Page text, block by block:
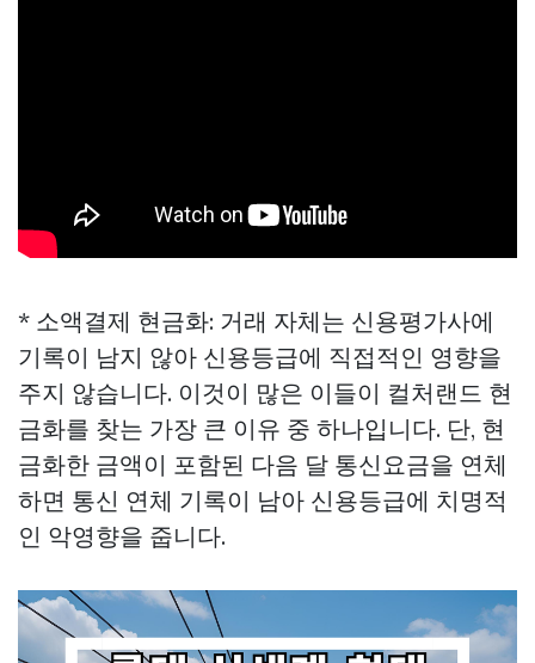
* 소액결제 현금화: 거래 자체는 신용평가사에
기록이 남지 않아 신용등급에 직접적인 영향을
주지 않습니다. 이것이 많은 이들이 컬처랜드 현
금화를 찾는 가장 큰 이유 중 하나입니다. 단, 현
금화한 금액이 포함된 다음 달 통신요금을 연체
하면 통신 연체 기록이 남아 신용등급에 치명적
인 악영향을 줍니다.